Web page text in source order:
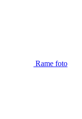
Rame foto